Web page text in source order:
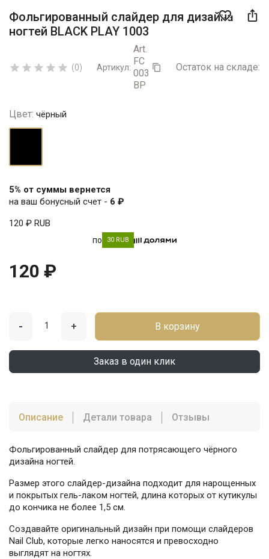
favorite_border 
Фольгированный слайдер для дизайна
ногтей BLACK PLAY 1003
     (0) Артикул:
Art.
FC
003
BP
 Остаток на складе:
Цвет: чёрный
5% от суммы вернется
на ваш бонусный счет - 6 ₽
120 ₽ RUB
по 30 RUB
120 ₽
- + В корзину
Заказ в один клик
Описание Детали товара Отзывы
Фольгированный слайдер для потрясающего чёрного
дизайна ногтей.
Размер этого слайдер-дизайна подходит для нарощенных
и покрытых гель-лаком ногтей, длина которых от кутикулы
до кончика не более 1,5 см.
Создавайте оригинальный дизайн при помощи слайдеров
Nail Club, которые легко наносятся и превосходно
выглядят на ногтях.